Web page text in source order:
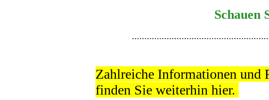
Schauen
Zahlreiche Informationen und
finden Sie weiterhin hier.